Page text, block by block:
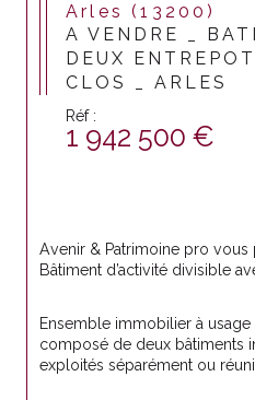
Arles (13200)
A VENDRE _
DEUX
CLOS _ ARLES
Réf :
1 942 500 €
Avenir & Patrimoine pro vous
Bâtiment d’activité divisible
Ensemble immobilier à
composé de deux bâtiments
exploités séparément ou